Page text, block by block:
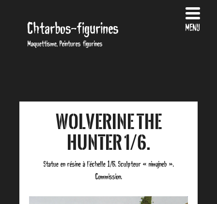
Chtarbos-figurines
Maquettisme, Peintures figurines
Wolverine the
Hunter 1/6.
Statue en résine à l’échelle 1/6. Sculpteur « nimajneb ».
Commission.
MENU